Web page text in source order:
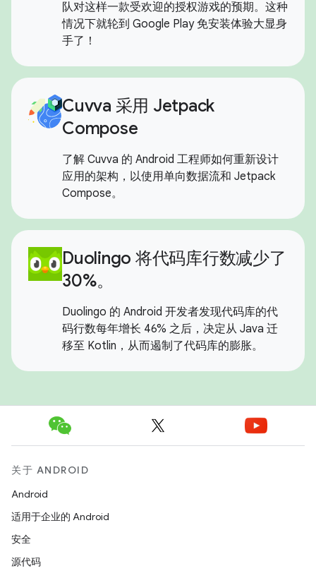
队对这样一款受欢迎的授权游戏的预期。这种
情况下就轮到 Google Play 免安装体验大显身
手了！
Cuvva 采用 Jetpack
Compose
了解 Cuvva 的 Android 工程师如何重新设计
应用的架构，以使用单向数据流和 Jetpack
Compose。
Duolingo 将代码库行数减少了
30%。
Duolingo 的 Android 开发者发现代码库的代
码行数每年增长 46% 之后，决定从 Java 迁
移至 Kotlin，从而遏制了代码库的膨胀。
关于 ANDROID
Android
适用于企业的 Android
安全
源代码